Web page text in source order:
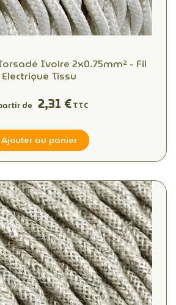
Ivoire 2x0.75mm² - Fil
Electrique Tissu
de 2,31 €TTC
Ajouter au panier